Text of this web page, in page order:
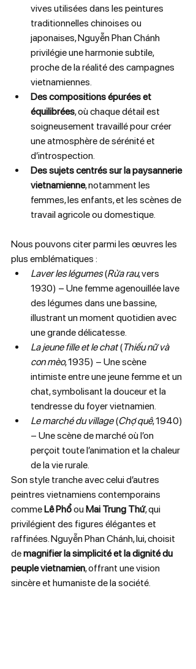
vives utilisées dans les peintures
traditionnelles chinoises ou
japonaises, Nguyễn Phan Chánh
privilégie une harmonie subtile,
proche de la réalité des campagnes
vietnamiennes.
Des compositions épurées et
équilibrées, où chaque détail est
soigneusement travaillé pour créer
une atmosphère de sérénité et
d’introspection.
Des sujets centrés sur la paysannerie
vietnamienne, notamment les
femmes, les enfants, et les scènes de
travail agricole ou domestique.
Nous pouvons citer parmi les œuvres les
plus emblématiques :
Laver les légumes (Rửa rau, vers
1930) – Une femme agenouillée lave
des légumes dans une bassine,
illustrant un moment quotidien avec
une grande délicatesse.
La jeune fille et le chat (Thiếu nữ và
con mèo, 1935) – Une scène
intimiste entre une jeune femme et un
chat, symbolisant la douceur et la
tendresse du foyer vietnamien.
Le marché du village (Chợ quê, 1940)
– Une scène de marché où l’on
perçoit toute l’animation et la chaleur
de la vie rurale.
Son style tranche avec celui d’autres
peintres vietnamiens contemporains
comme Lê Phổ ou Mai Trung Thứ, qui
privilégient des figures élégantes et
raffinées. Nguyễn Phan Chánh, lui, choisit
de magnifier la simplicité et la dignité du
peuple vietnamien, offrant une vision
sincère et humaniste de la société.